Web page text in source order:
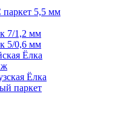
паркет 5,5 мм
7/1,2 мм
5/0,6 мм
Ёлка
Ёлка
паркет